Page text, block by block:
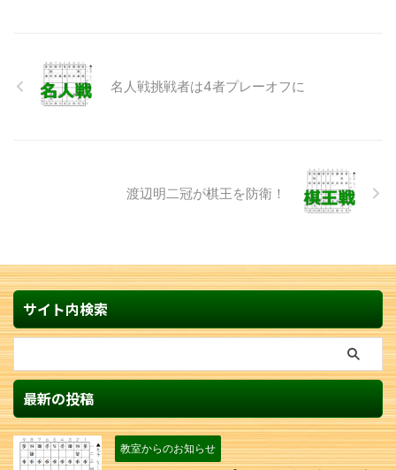
名人戦挑戦者は4者プレーオフに
渡辺明二冠が棋王を防衛！
サイト内検索
最新の投稿
教室からのお知らせ